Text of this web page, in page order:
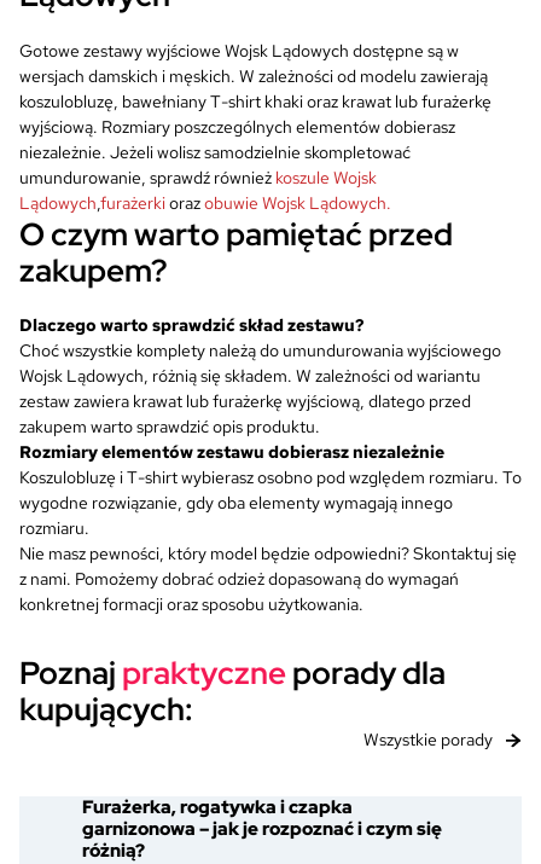
7
,
0
0
z
ł
.
0
z
ł
.
0
0
z
ł
.
z
ł
.
Gotowe zestawy wyjściowe Wojsk Lądowych dostępne są w
wersjach damskich i męskich. W zależności od modelu zawierają
koszulobluzę, bawełniany T-shirt khaki oraz krawat lub furażerkę
wyjściową. Rozmiary poszczególnych elementów dobierasz
niezależnie. Jeżeli wolisz samodzielnie skompletować
umundurowanie, sprawdź również koszule Wojsk
Lądowych,furażerkiorazobuwie Wojsk Lądowych.
O czym warto pamiętać przed
zakupem?
Dlaczego warto sprawdzić skład zestawu?
Choć wszystkie komplety należą do umundurowania wyjściowego
Wojsk Lądowych, różnią się składem. W zależności od wariantu
zestaw zawiera krawat lub furażerkę wyjściową, dlatego przed
zakupem warto sprawdzić opis produktu.
Rozmiary elementów zestawu dobierasz niezależnie
Koszulobluzę i T-shirt wybierasz osobno pod względem rozmiaru. To
wygodne rozwiązanie, gdy oba elementy wymagają innego
rozmiaru.
Nie masz pewności, który model będzie odpowiedni? Skontaktuj się
z nami. Pomożemy dobrać odzież dopasowaną do wymagań
konkretnej formacji oraz sposobu użytkowania.
Poznaj praktyczneporady dla
kupujących:
Wszystkie porady
Furażerka, rogatywka i czapka
garnizonowa – jak je rozpoznać i czym się
różnią?